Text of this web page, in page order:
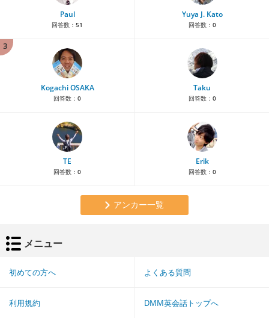
Paul
回答数： 51
Yuya J. Kato
回答数： 0
3
Kogachi OSAKA
回答数： 0
Taku
回答数： 0
TE
回答数： 0
Erik
回答数： 0
アンカー一覧
メニュー
初めての方へ よくある質問
利用規約 DMM英会話トップへ